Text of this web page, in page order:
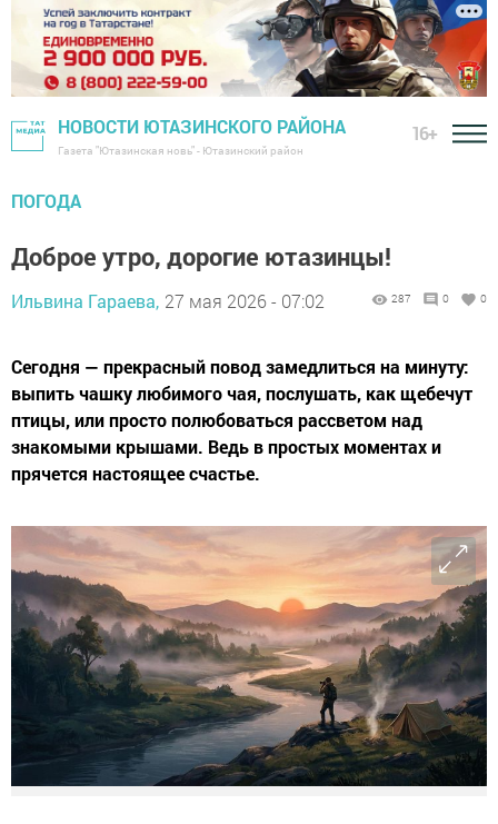
НОВОСТИ ЮТАЗИНСКОГО РАЙОНА
Газета "Ютазинская новь" - Ютазинский район
16+
ПОГОДА
Доброе утро, дорогие ютазинцы!
Ильвина Гараева, 27 мая 2026 - 07:02 287 0 0
Сегодня — прекрасный повод замедлиться на минуту:
выпить чашку любимого чая, послушать, как щебечут
птицы, или просто полюбоваться рассветом над
знакомыми крышами. Ведь в простых моментах и
прячется настоящее счастье.